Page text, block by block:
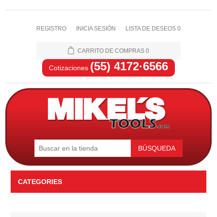
REGISTRO INICIA SESIÓN LISTA DE DESEOS 0
CARRITO DE COMPRAS 0
Cotizaciones (55) 4172·6566
BÚSQUEDA
CATEGORIES